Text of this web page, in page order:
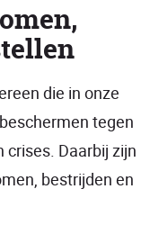
die in onze
tegen
crises. Daarbij zijn
bestrijden en